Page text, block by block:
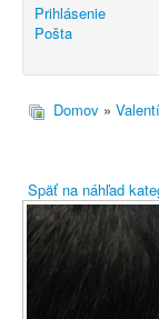
Prihlásenie
Pošta
Domov »
Späť na náhľad